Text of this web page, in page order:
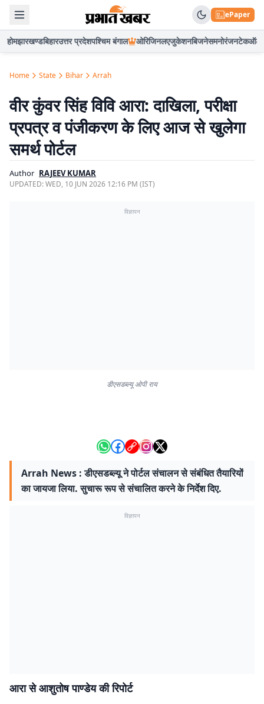
ePaper
होमझारखण्डबिहारउत्तर प्रदेशपश्चिम बंगाल ओरिजिनलएजुकेशनबिजनेसमनोरंजनटेकऑटो
Home State Bihar Arrah
वीर कुंवर सिंह विवि आरा: दाखिला, परीक्षा
प्रपत्र व पंजीकरण के लिए आज से खुलेगा
समर्थ पोर्टल
Author RAJEEV KUMAR
UPDATED:WED, 10 JUN 2026 12:16 PM (IST)
विज्ञापन
डीएसडब्ल्यू ओपी राय
Arrah News : डीएसडब्ल्यू ने पोर्टल संचालन से संबंधित तैयारियों
का जायजा लिया. सुचारू रूप से संचालित करने के निर्देश दिए.
विज्ञापन
आरा से आशुतोष पाण्डेय की रिपोर्ट